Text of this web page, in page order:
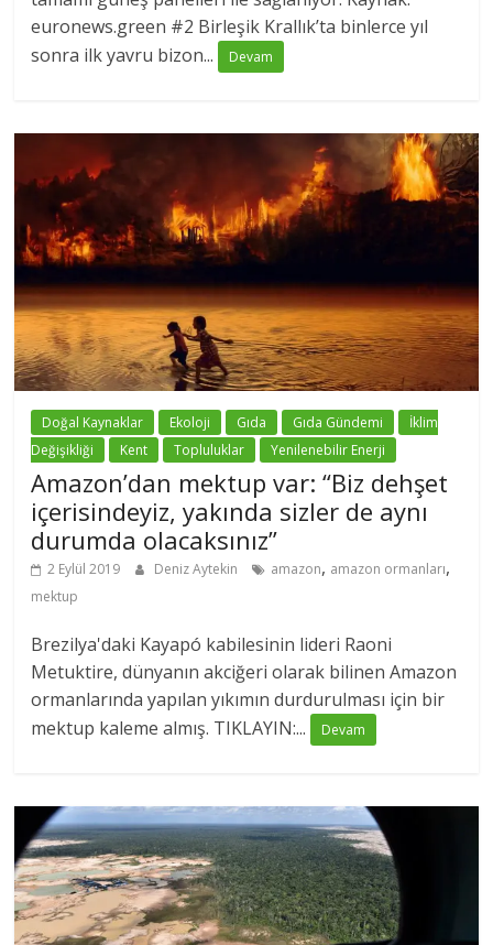
euronews.green #2 Birleşik Krallık’ta binlerce yıl
sonra ilk yavru bizon...
Devam
Doğal Kaynaklar Ekoloji Gıda Gıda Gündemi
İklim
Değişikliği
Kent Topluluklar Yenilenebilir Enerji
Amazon’dan mektup var: “Biz dehşet
içerisindeyiz, yakında sizler de aynı
durumda olacaksınız”
2 Eylül 2019 Deniz Aytekin amazon, amazon ormanları,
mektup
Brezilya'daki Kayapó kabilesinin lideri Raoni
Metuktire, dünyanın akciğeri olarak bilinen Amazon
ormanlarında yapılan yıkımın durdurulması için bir
mektup kaleme almış. TIKLAYIN:...
Devam